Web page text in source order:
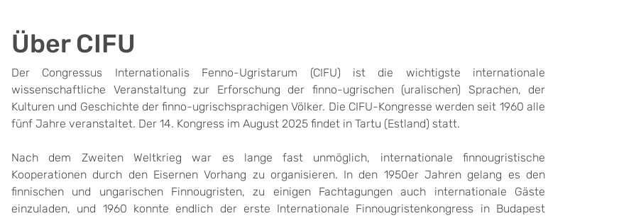
Über CIFU
Der Congressus Internationalis Fenno-Ugristarum (CIFU) ist die wichtigste internationale
wissenschaftliche Veranstaltung zur Erforschung der finno-ugrischen (uralischen) Sprachen, der
Kulturen und Geschichte der finno-ugrischsprachigen Völker. Die CIFU-Kongresse werden seit 1960 alle
fünf Jahre veranstaltet. Der 14. Kongress im August 2025 findet in Tartu (Estland) statt.
Nach dem Zweiten Weltkrieg war es lange fast unmöglich, internationale finnougristische
Kooperationen durch den Eisernen Vorhang zu organisieren. In den 1950er Jahren gelang es den
finnischen und ungarischen Finnougristen, zu einigen Fachtagungen auch internationale Gäste
einzuladen, und 1960 konnte endlich der erste Internationale Finnougristenkongress in Budapest